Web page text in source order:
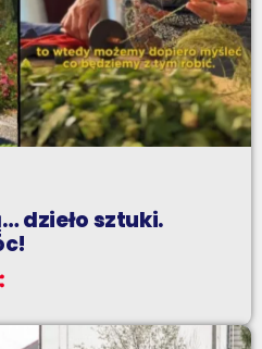
dzieło sztuki.